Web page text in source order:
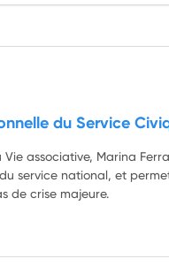
du Service
associative, Marina
service national, et
de crise majeure.